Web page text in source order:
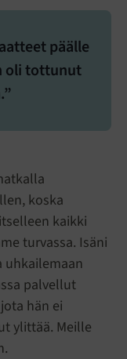
päälle
oli tottunut
koska
kaikki
turvassa. Isäni
uhkailemaan
palvellut
hän ei
ylittää. Meille